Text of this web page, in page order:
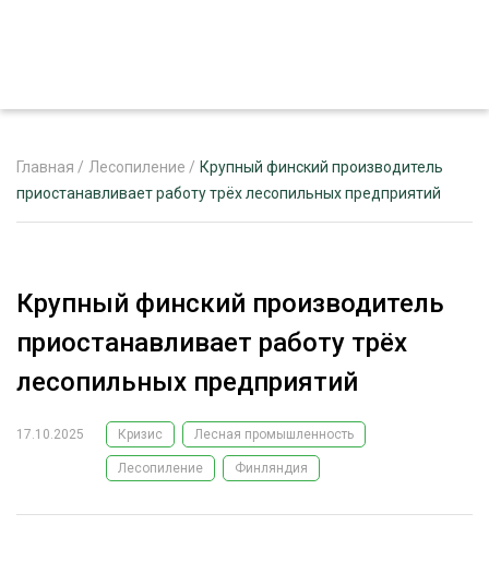
РЕКЛАМОДАТЕЛЯМ
ЛЕСНОЕ ХОЗЯЙСТВО
ЛЕСОЗАГОТОВКА
ОБРАБОТКА ДРЕВЕСИНЫ
ЭКСПЕРТНОЕ МНЕНИЕ
Главная / Лесопиление / Крупный финский производитель
приостанавливает работу трёх лесопильных предприятий
Крупный финский производитель
приостанавливает работу трёх
лесопильных предприятий
17.10.2025 Кризис Лесная промышленность
Лесопиление Финляндия